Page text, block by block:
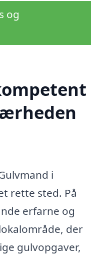
og
i
rette sted. På
erfarne og
der
gulvopgaver,